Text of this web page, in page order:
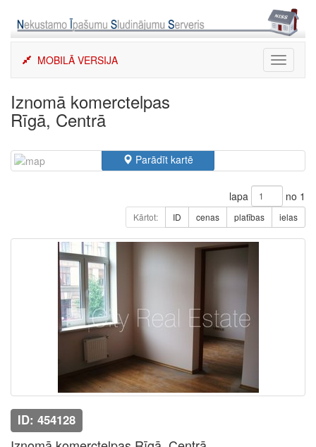
content
Toggle
MOBILĀ VERSIJA
Iznomā komerctelpas
Rīgā, Centrā
Parādīt kartē
lapa no 1
Kārtot: ID cenas platības ielas
ID: 454128